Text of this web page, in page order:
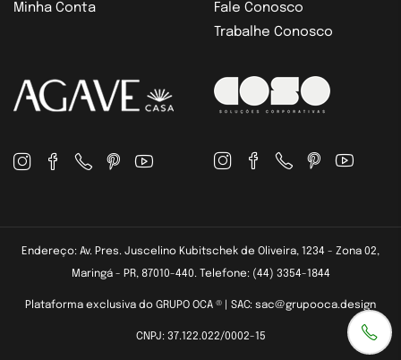
Minha Conta
Fale Conosco
Trabalhe Conosco
Endereço: Av. Pres. Juscelino Kubitschek de Oliveira, 1234 - Zona 02,
Maringá - PR, 87010-440. Telefone: (44) 3354-1844
Plataforma exclusiva do GRUPO OCA ® | SAC: sac@grupooca.design
CNPJ: 37.122.022/0002-15